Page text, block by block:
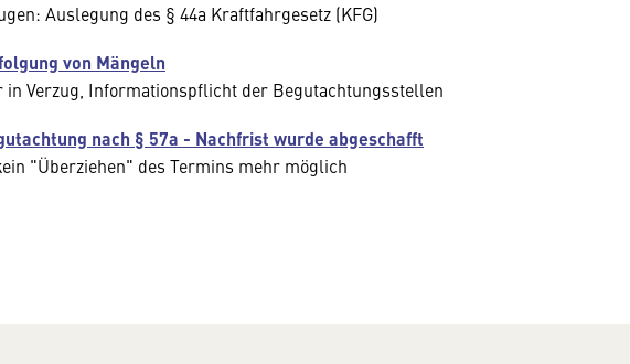
Auslegung des § 44a Kraftfahrgesetz (KFG)
von Mängeln
in Verzug, Informationspflicht der Begutachtungsstellen
nach § 57a - Nachfrist wurde abgeschafft
"Überziehen" des Termins mehr möglich